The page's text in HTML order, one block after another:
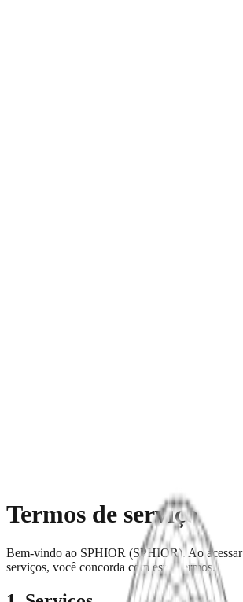
Termos de serviço
Bem-vindo ao SPHIOR (SPHIOR). Ao acessar
serviços, você concorda com estes termos.